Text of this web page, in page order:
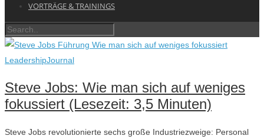
VORTRÄGE & TRAININGS
Steve Jobs: Wie man sich auf weniges
fokussiert (Lesezeit: 3,5 Minuten)
Steve Jobs revolutionierte sechs große Industriezweige: Personal